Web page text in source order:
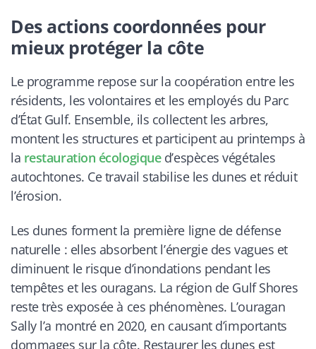
Des actions coordonnées pour
mieux protéger la côte
Le programme repose sur la coopération entre les
résidents, les volontaires et les employés du Parc
d’État Gulf. Ensemble, ils collectent les arbres,
montent les structures et participent au printemps à
la restauration écologiqued’espèces végétales
autochtones. Ce travail stabilise les dunes et réduit
l’érosion.
Les dunes forment la première ligne de défense
naturelle : elles absorbent l’énergie des vagues et
diminuent le risque d’inondations pendant les
tempêtes et les ouragans. La région de Gulf Shores
reste très exposée à ces phénomènes. L’ouragan
Sally l’a montré en 2020, en causant d’importants
dommages sur la côte. Restaurer les dunes est